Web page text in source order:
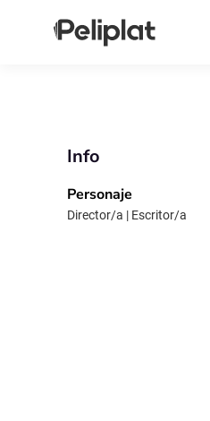
Info
Personaje
Director/a | Escritor/a